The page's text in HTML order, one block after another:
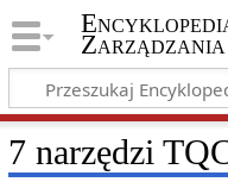
Zarządzania
7 narzędzi